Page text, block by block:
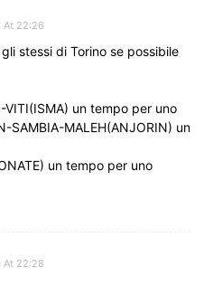
At 22:26
stessi di Torino se possibile
VITI(ISMA) un tempo per uno
SAMBIA-MALEH(ANJORIN) un
un tempo per uno
At 22:28